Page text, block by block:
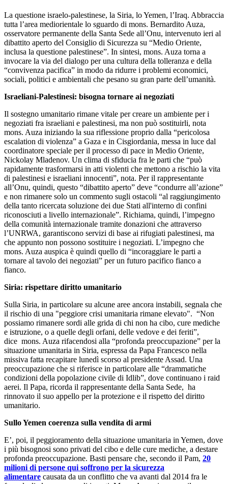
La questione israelo-palestinese, la Siria, lo Yemen, l’Iraq. Abbraccia
tutta l’area mediorientale lo sguardo di mons. Bernardito Auza,
osservatore permanente della Santa Sede all’Onu, intervenuto ieri al
dibattito aperto del Consiglio di Sicurezza su “Medio Oriente,
inclusa la questione palestinese”. In sintesi, mons. Auza torna a
invocare la via del dialogo per una cultura della tolleranza e della
“convivenza pacifica” in modo da ridurre i problemi economici,
sociali, politici e ambientali che pesano su gran parte dell’umanità.
Israeliani-Palestinesi: bisogna tornare ai negoziati
Il sostegno umanitario rimane vitale per creare un ambiente per i
negoziati fra israeliani e palestinesi, ma non può sostituirli, nota
mons. Auza iniziando la sua riflessione proprio dalla “pericolosa
escalation di violenza” a Gaza e in Cisgiordania, messa in luce dal
coordinatore speciale per il processo di pace in Medio Oriente,
Nickolay Mladenov. Un clima di sfiducia fra le parti che “può
rapidamente trasformarsi in atti violenti che mettono a rischio la vita
di palestinesi e israeliani innocenti”, nota. Per il rappresentante
all’Onu, quindi, questo “dibattito aperto” deve “condurre all’azione”
e non rimanere solo un commento sugli ostacoli “al raggiungimento
della tanto ricercata soluzione dei due Stati all'interno di confini
riconosciuti a livello internazionale”. Richiama, quindi, l’impegno
della comunità internazionale tramite donazioni che attraverso
l’UNRWA, garantiscono servizi di base ai rifugiati palestinesi, ma
che appunto non possono sostituire i negoziati. L’impegno che
mons. Auza auspica è quindi quello di “incoraggiare le parti a
tornare al tavolo dei negoziati” per un futuro pacifico fianco a
fianco.
Siria: rispettare diritto umanitario
Sulla Siria, in particolare su alcune aree ancora instabili, segnala che
il rischio di una "peggiore crisi umanitaria rimane elevato". “Non
possiamo rimanere sordi alle grida di chi non ha cibo, cure mediche
e istruzione, o a quelle degli orfani, delle vedove e dei feriti”,
dice mons. Auza rifacendosi alla “profonda preoccupazione” per la
situazione umanitaria in Siria, espressa da Papa Francesco nella
missiva fatta recapitare lunedì scorso al presidente Assad. Una
preoccupazione che si riferisce in particolare alle “drammatiche
condizioni della popolazione civile di Idlib”, dove continuano i raid
aerei. Il Papa, ricorda il rappresentante della Santa Sede, ha
rinnovato il suo appello per la protezione e il rispetto del diritto
umanitario.
Sullo Yemen coerenza sulla vendita di armi
E’, poi, il peggioramento della situazione umanitaria in Yemen, dove
i più bisognosi sono privati del cibo e delle cure mediche, a destare
profonda preoccupazione. Basti pensare che, secondo il Pam, 20
milioni di persone qui soffrono per la sicurezza
alimentare causata da un conflitto che va avanti dal 2014 fra le